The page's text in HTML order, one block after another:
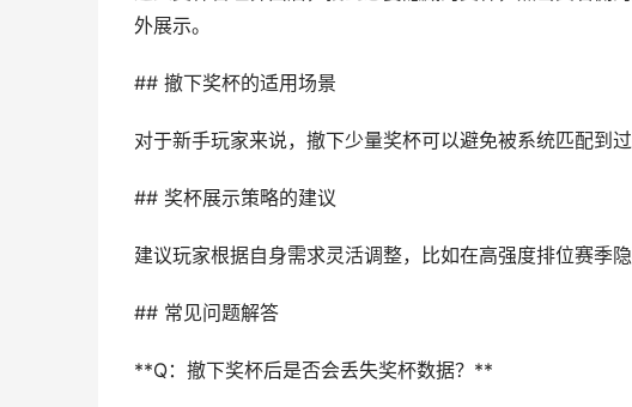
外展示。
## 撤下奖杯的适用场景
对于新手玩家来说，撤下少量奖杯可以避免被系统匹配到
## 奖杯展示策略的建议
建议玩家根据自身需求灵活调整，比如在高强度排位赛季
## 常见问题解答
**Q：撤下奖杯后是否会丢失奖杯数据？**